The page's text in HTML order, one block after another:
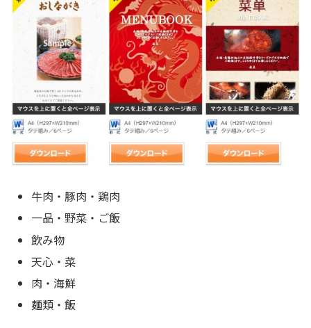
牛肉・豚肉・鶏肉
一品・野菜・ご飯
飲み物
天心・菜
肉・海鮮
麺類・飯